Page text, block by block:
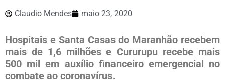
Claudio Mendes maio 23, 2020
Hospitais e Santa Casas do Maranhão recebem
mais de 1,6 milhões e Cururupu recebe mais
500 mil em auxílio financeiro emergencial no
combate ao coronavírus.